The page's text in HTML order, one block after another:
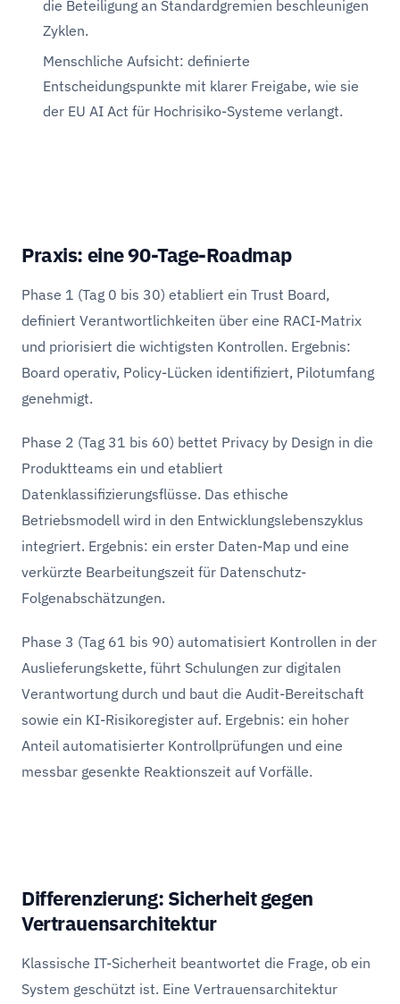
die Beteiligung an Standardgremien beschleunigen
Zyklen.
Menschliche Aufsicht: definierte
Entscheidungspunkte mit klarer Freigabe, wie sie
der EU AI Act für Hochrisiko-Systeme verlangt.
Praxis: eine 90-Tage-Roadmap
Phase 1 (Tag 0 bis 30) etabliert ein Trust Board,
definiert Verantwortlichkeiten über eine RACI-Matrix
und priorisiert die wichtigsten Kontrollen. Ergebnis:
Board operativ, Policy-Lücken identifiziert, Pilotumfang
genehmigt.
Phase 2 (Tag 31 bis 60) bettet Privacy by Design in die
Produktteams ein und etabliert
Datenklassifizierungsflüsse. Das ethische
Betriebsmodell wird in den Entwicklungslebenszyklus
integriert. Ergebnis: ein erster Daten-Map und eine
verkürzte Bearbeitungszeit für Datenschutz-
Folgenabschätzungen.
Phase 3 (Tag 61 bis 90) automatisiert Kontrollen in der
Auslieferungskette, führt Schulungen zur digitalen
Verantwortung durch und baut die Audit-Bereitschaft
sowie ein KI-Risikoregister auf. Ergebnis: ein hoher
Anteil automatisierter Kontrollprüfungen und eine
messbar gesenkte Reaktionszeit auf Vorfälle.
Differenzierung: Sicherheit gegen
Vertrauensarchitektur
Klassische IT-Sicherheit beantwortet die Frage, ob ein
System geschützt ist. Eine Vertrauensarchitektur